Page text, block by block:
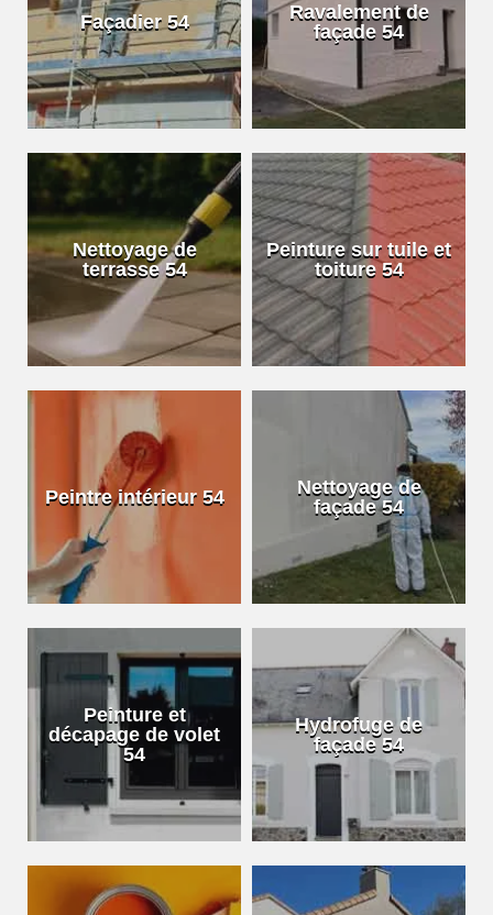
Façadier 54
Ravalement de
façade 54
Nettoyage de
terrasse 54
Peinture sur tuile et
toiture 54
Peintre intérieur 54
Nettoyage de
façade 54
Peinture et
décapage de volet
54
Hydrofuge de
façade 54